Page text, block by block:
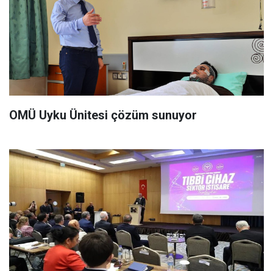
OMÜ Uyku Ünitesi çözüm sunuyor